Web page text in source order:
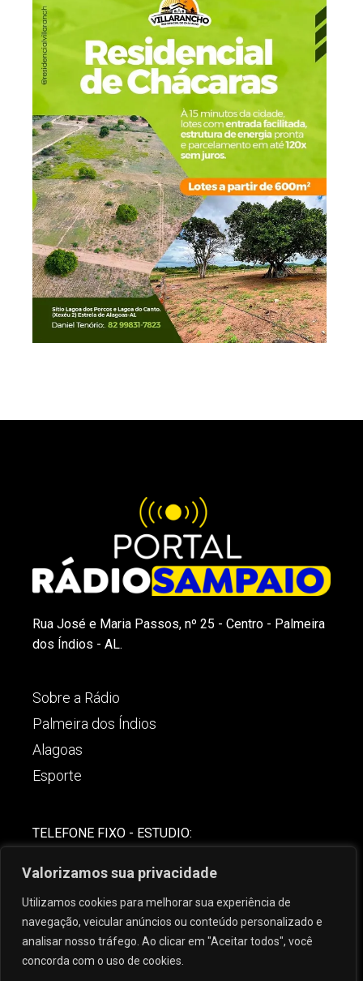
Valorizamos sua privacidade
Utilizamos cookies para melhorar sua experiência de
navegação, veicular anúncios ou conteúdo personalizado e
analisar nosso tráfego. Ao clicar em "Aceitar todos", você
concorda com o uso de cookies.
Rua José e Maria Passos, nº 25 - Centro - Palmeira
dos Índios - AL.
Sobre a Rádio
Palmeira dos Índios
Alagoas
Esporte
TELEFONE FIXO - ESTUDIO:
(82) 99621-8806